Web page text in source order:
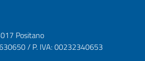
Positano
/ P. IVA: 00232340653